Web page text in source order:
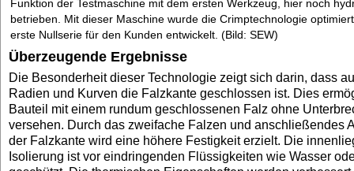
Funktion der Testmaschine mit dem ersten Werkzeug, hier noch
betrieben. Mit dieser Maschine wurde die Crimptechnologie
erste Nullserie für den Kunden entwickelt. (Bild: SEW)
Überzeugende Ergebnisse
Die Besonderheit dieser Technologie zeigt sich darin, dass
Radien und Kurven die Falzkante geschlossen ist. Dies
Bauteil mit einem rundum geschlossenen Falz ohne
versehen. Durch das zweifache Falzen und anschließendes
der Falzkante wird eine höhere Festigkeit erzielt. Die
Isolierung ist vor eindringenden Flüssigkeiten wie Wasser